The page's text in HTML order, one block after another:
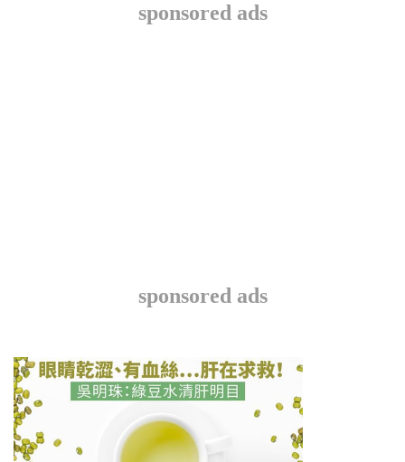
sponsored ads
sponsored ads